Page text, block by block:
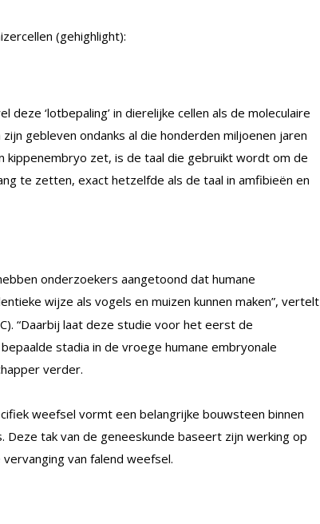
(gehighlight):
‘lotbepaling’ in dierelijke cellen als de moleculaire
gebleven ondanks al die honderden miljoenen jaren
kippenembryo zet, is de taal die gebruikt wordt om de
te zetten, exact hetzelfde als de taal in amfibieën en
onderzoekers aangetoond dat humane
wijze als vogels en muizen kunnen maken”, vertelt
“Daarbij laat deze studie voor het eerst de
stadia in de vroege humane embryonale
verder.
weefsel vormt een belangrijke bouwsteen binnen
tak van de geneeskunde baseert zijn werking op
van falend weefsel.